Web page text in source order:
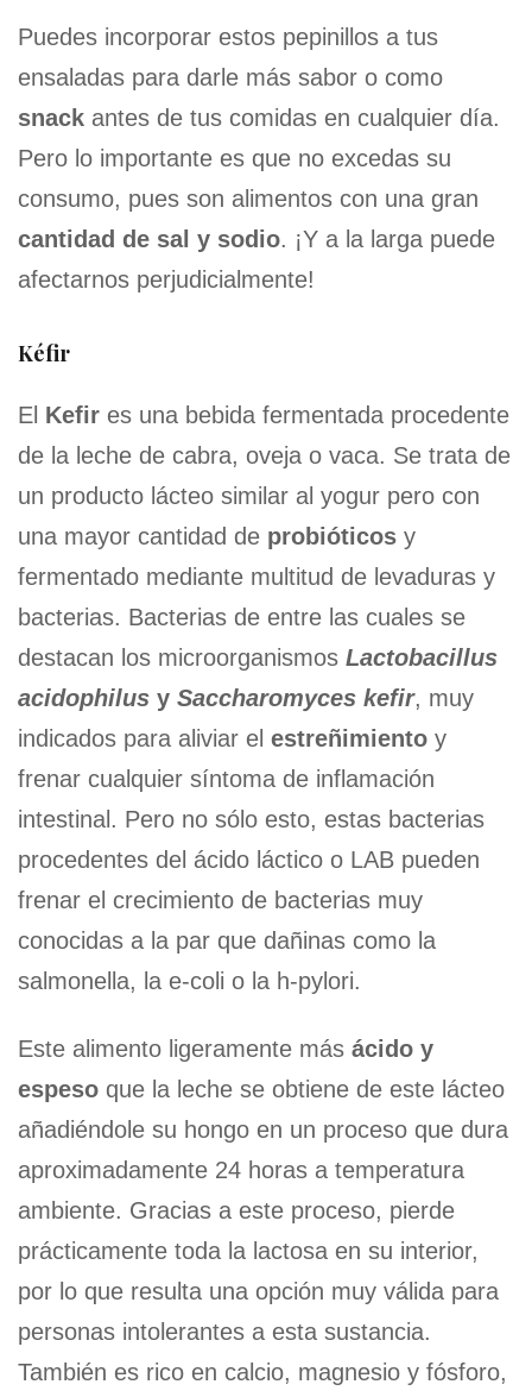
Puedes incorporar estos pepinillos a tus
ensaladas para darle más sabor o como
snack antes de tus comidas en cualquier día.
Pero lo importante es que no excedas su
consumo, pues son alimentos con una gran
cantidad de sal y sodio. ¡Y a la larga puede
afectarnos perjudicialmente!
Kéfir
El Kefir es una bebida fermentada procedente
de la leche de cabra, oveja o vaca. Se trata de
un producto lácteo similar al yogur pero con
una mayor cantidad de probióticos y
fermentado mediante multitud de levaduras y
bacterias. Bacterias de entre las cuales se
destacan los microorganismos Lactobacillus
acidophilus y Saccharomyces kefir, muy
indicados para aliviar el estreñimiento y
frenar cualquier síntoma de inflamación
intestinal. Pero no sólo esto, estas bacterias
procedentes del ácido láctico o LAB pueden
frenar el crecimiento de bacterias muy
conocidas a la par que dañinas como la
salmonella, la e-coli o la h-pylori.
Este alimento ligeramente más ácido y
espeso que la leche se obtiene de este lácteo
añadiéndole su hongo en un proceso que dura
aproximadamente 24 horas a temperatura
ambiente. Gracias a este proceso, pierde
prácticamente toda la lactosa en su interior,
por lo que resulta una opción muy válida para
personas intolerantes a esta sustancia.
También es rico en calcio, magnesio y fósforo,